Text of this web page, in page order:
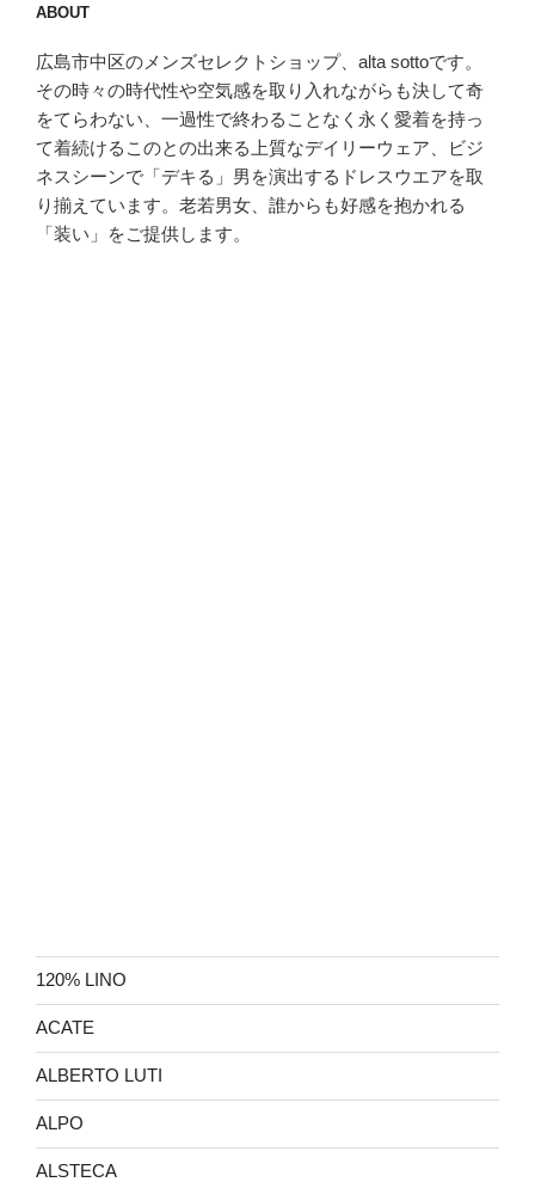
ABOUT
広島市中区のメンズセレクトショップ、alta sottoです。
その時々の時代性や空気感を取り入れながらも決して奇
をてらわない、一過性で終わることなく永く愛着を持っ
て着続けるこのとの出来る上質なデイリーウェア、ビジ
ネスシーンで「デキる」男を演出するドレスウエアを取
り揃えています。老若男女、誰からも好感を抱かれる
「装い」をご提供します。
120% LINO
ACATE
ALBERTO LUTI
ALPO
ALSTECA